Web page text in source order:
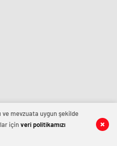
ve mevzuata uygun şekilde
içinveri politikamızı